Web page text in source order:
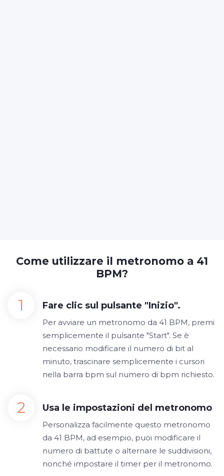
Come utilizzare il metronomo a 41
BPM?
Fare clic sul pulsante "Inizio".
Per avviare un metronomo da 41 BPM, premi
semplicemente il pulsante "Start". Se è
necessario modificare il numero di bit al
minuto, trascinare semplicemente i cursori
nella barra bpm sul numero di bpm richiesto.
Usa le impostazioni del metronomo
Personalizza facilmente questo metronomo
da 41 BPM, ad esempio, puoi modificare il
numero di battute o alternare le suddivisioni,
nonché impostare il timer per il metronomo.